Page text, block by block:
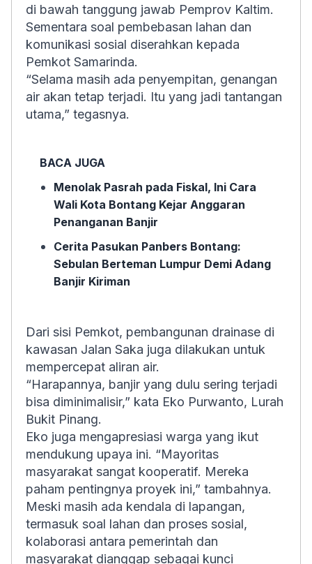
di bawah tanggung jawab Pemprov Kaltim.
Sementara soal pembebasan lahan dan
komunikasi sosial diserahkan kepada
Pemkot Samarinda.
“Selama masih ada penyempitan, genangan
air akan tetap terjadi. Itu yang jadi tantangan
utama,” tegasnya.
BACA JUGA
Menolak Pasrah pada Fiskal, Ini Cara
Wali Kota Bontang Kejar Anggaran
Penanganan Banjir
Cerita Pasukan Panbers Bontang:
Sebulan Berteman Lumpur Demi Adang
Banjir Kiriman
Dari sisi Pemkot, pembangunan drainase di
kawasan Jalan Saka juga dilakukan untuk
mempercepat aliran air.
“Harapannya, banjir yang dulu sering terjadi
bisa diminimalisir,” kata Eko Purwanto, Lurah
Bukit Pinang.
Eko juga mengapresiasi warga yang ikut
mendukung upaya ini. “Mayoritas
masyarakat sangat kooperatif. Mereka
paham pentingnya proyek ini,” tambahnya.
Meski masih ada kendala di lapangan,
termasuk soal lahan dan proses sosial,
kolaborasi antara pemerintah dan
masyarakat dianggap sebagai kunci